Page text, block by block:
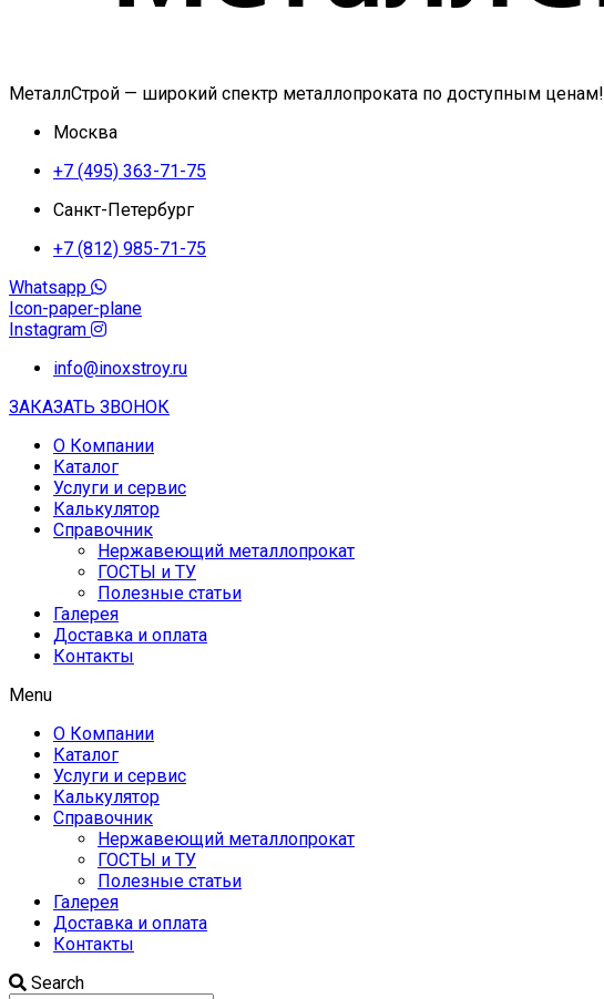
МеталлСтрой — широкий спектр металлопроката по доступным ценам!
Москва
+7 (495) 363-71-75
Санкт-Петербург
+7 (812) 985-71-75
Whatsapp
Icon-paper-plane
Instagram
info@inoxstroy.ru
ЗАКАЗАТЬ ЗВОНОК
О Компании
Каталог
Услуги и сервис
Калькулятор
Справочник
Нержавеющий металлопрокат
ГОСТЫ и ТУ
Полезные статьи
Галерея
Доставка и оплата
Контакты
Menu
О Компании
Каталог
Услуги и сервис
Калькулятор
Справочник
Нержавеющий металлопрокат
ГОСТЫ и ТУ
Полезные статьи
Галерея
Доставка и оплата
Контакты
Search